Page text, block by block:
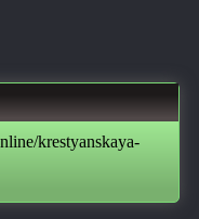
krestyanskaya-